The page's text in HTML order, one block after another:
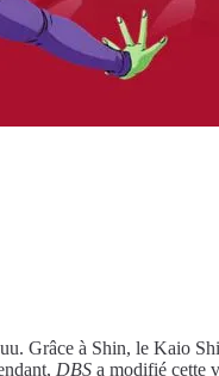
Grâce à Shin, le Kaio
DBS a modifié cette